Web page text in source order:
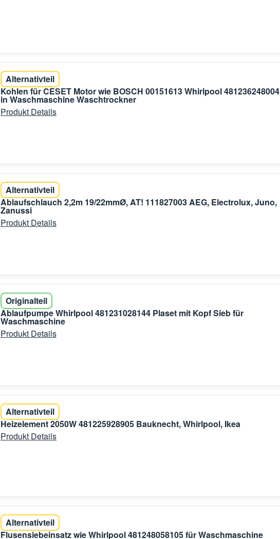
Alternativteil
Kohlen für CESET Motor wie BOSCH 00151613 Whirlpool 481236248004
in Waschmaschine Waschtrockner
Produkt Details
Alternativteil
Ablaufschlauch 2,2m 19/22mmØ, AT! 111827003 AEG, Electrolux, Juno,
Zanussi
Produkt Details
Originalteil
Ablaufpumpe Whirlpool 481231028144 Plaset mit Kopf Sieb für
Waschmaschine
Produkt Details
Alternativteil
Heizelement 2050W 481225928905 Bauknecht, Whirlpool, Ikea
Produkt Details
Alternativteil
Flusensiebeinsatz wie Whirlpool 481248058105 für Waschmaschine